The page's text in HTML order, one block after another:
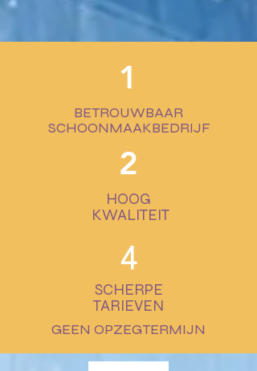
1
BETROUWBAAR
SCHOONMAAKBEDRIJF
2
HOOG
KWALITEIT
4
SCHERPE
TARIEVEN
GEEN OPZEGTERMIJN